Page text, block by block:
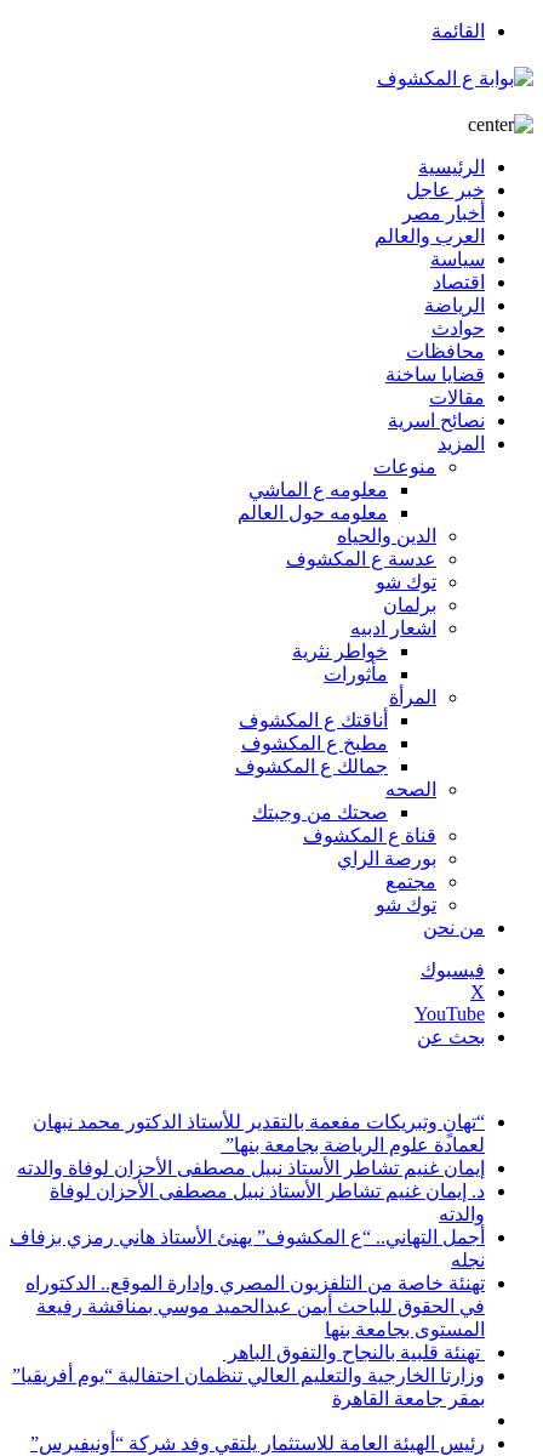
القائمة
الرئيسية
خبر عاجل
أخبار مصر
العرب والعالم
سياسة
اقتصاد
الرياضة
حوادث
محافظات
قضايا ساخنة
مقالات
نصائح اسرية
المزيد
منوعات
معلومه ع الماشي
معلومه حول العالم
الدين والحياه
عدسة ع المكشوف
توك شو
برلمان
اشعار ادبيه
خواطر نثرية
مأثورات
المرأة
أناقتك ع المكشوف
مطبخ ع المكشوف
جمالك ع المكشوف
الصحه
صحتك من وجبتك
قناة ع المكشوف
بورصة الراي
مجتمع
توك شو
من نحن
فيسبوك
‫X
‫YouTube
بحث عن
“تهانٍ وتبريكات مفعمة بالتقدير للأستاذ الدكتور محمد نبهان
لعمادة علوم الرياضة بجامعة بنها”
إيمان غنيم تشاطر الأستاذ نبيل مصطفى الأحزان لوفاة والدته
د. إيمان غنيم تشاطر الأستاذ نبيل مصطفى الأحزان لوفاة
والدته
أجمل التهاني.. “ع المكشوف” يهنئ الأستاذ هاني رمزي بزفاف
نجله
تهنئة خاصة من التلفزيون المصري وإدارة الموقع.. الدكتوراه
في الحقوق للباحث أيمن عبدالحميد موسي بمناقشة رفيعة
المستوى بجامعة بنها
تهنئة قلبية بالنجاح والتفوق الباهر
وزارتا الخارجية والتعليم العالي تنظمان احتفالية “يوم أفريقيا”
بمقر جامعة القاهرة
رئيس الهيئة العامة للاستثمار يلتقي وفد شركة “أونيفيرس”